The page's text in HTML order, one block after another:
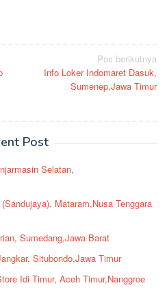
Pos berikutnya
Info Loker Indomaret Dasuk,
Sumenep,Jawa Timur
Post
Selatan,
Mataram,Nusa Tenggara
Sumedang,Jawa Barat
Situbondo,Jawa Timur
Idi Timur, Aceh Timur,Nanggroe